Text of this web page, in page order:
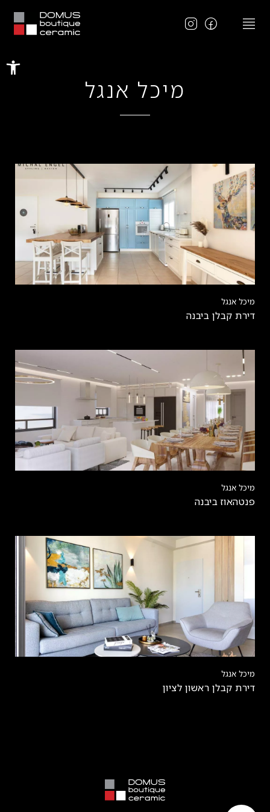
מיכל אנגל
מיכל אנגל
דירת קבלן ביבנה
מיכל אנגל
פנטהאוז ביבנה
מיכל אנגל
דירת קבלן ראשון לציון‎‎